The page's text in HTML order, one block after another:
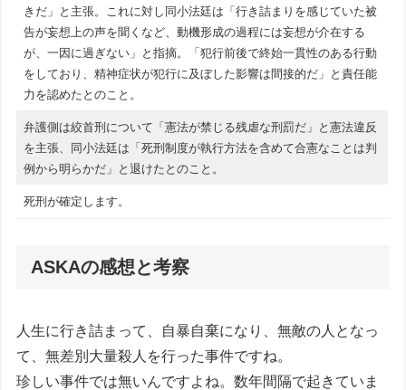
きだ」と主張。これに対し同小法廷は「行き詰まりを感じていた被
告が妄想上の声を聞くなど、動機形成の過程には妄想が介在する
が、一因に過ぎない」と指摘。「犯行前後で終始一貫性のある行動
をしており、精神症状が犯行に及ぼした影響は間接的だ」と責任能
力を認めたとのこと。
弁護側は絞首刑について「憲法が禁じる残虐な刑罰だ」と憲法違反
を主張、同小法廷は「死刑制度が執行方法を含めて合憲なことは判
例から明らかだ」と退けたとのこと。
死刑が確定します。
ASKAの感想と考察
人生に行き詰まって、自暴自棄になり、無敵の人となっ
て、無差別大量殺人を行った事件ですね。
珍しい事件では無いんですよね。数年間隔で起きていま